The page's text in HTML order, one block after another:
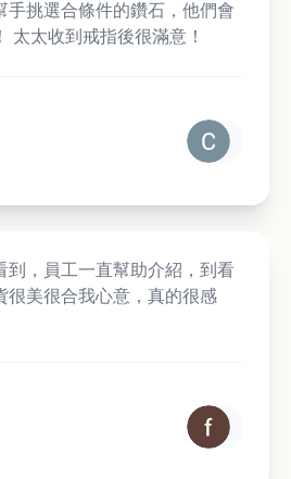
手挑選合條件的鑽石，他們會
太太收到戒指後很滿意！
到，員工一直幫助介紹，到看
很美很合我心意，真的很感